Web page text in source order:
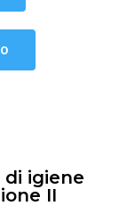
di igiene
II